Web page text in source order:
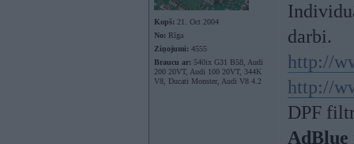
Kopš: 21. Oct 2004
No: Rīga
Ziņojumi: 4555
Braucu ar: 540ix G31 B58, Audi
200 20VT, Audi 100 20VT, 344K
V8, Ducati Monster, Audi V8 4.2
darbi.
http://
http://
DPF
AdBlue